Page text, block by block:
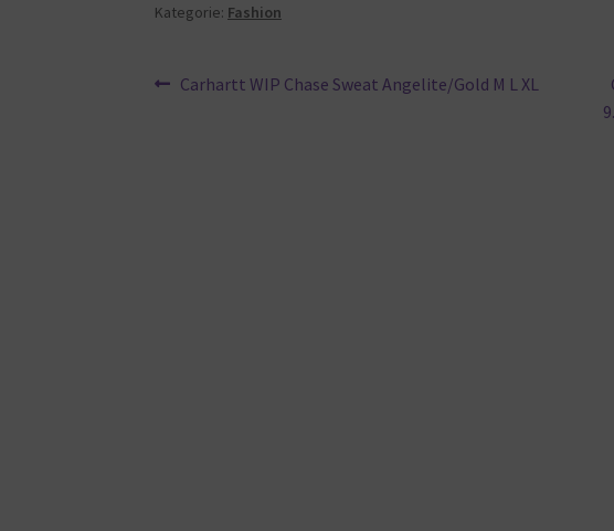
Kategorie: Fashion
Beitragsnavigation
Vorheriger
Carhartt WIP Chase Sweat Angelite/Gold M L XL